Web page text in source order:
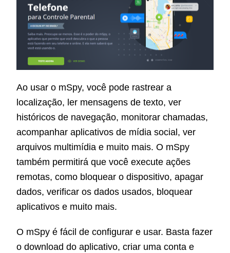
Ao usar o mSpy, você pode rastrear a
localização, ler mensagens de texto, ver
históricos de navegação, monitorar chamadas,
acompanhar aplicativos de mídia social, ver
arquivos multimídia e muito mais. O mSpy
também permitirá que você execute ações
remotas, como bloquear o dispositivo, apagar
dados, verificar os dados usados, bloquear
aplicativos e muito mais.
O mSpy é fácil de configurar e usar. Basta fazer
o download do aplicativo, criar uma conta e